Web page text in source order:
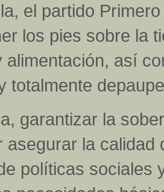
el partido
los pies sobre la
alimentación, así
totalmente
garantizar la
asegurar la
políticas sociales